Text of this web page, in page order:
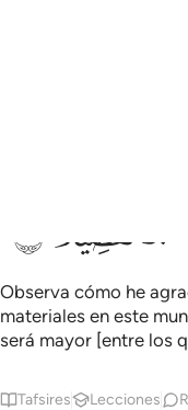
درجات واكبر تفضيلا ٢١
أَكْبَرُ دَرَجَـٰتٍۢ وَأَكْبَرُ
ﱺﱻ
Observa cómo he
materiales en este
será mayor [entre los
Tafsires Lecciones